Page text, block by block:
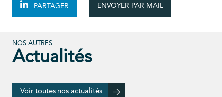
PARTAGER ENVOYER PAR MAIL
NOS AUTRES
Actualités
Voir toutes nos actualités